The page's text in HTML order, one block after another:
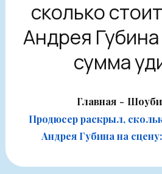
сколько
Андрея
сумма
Главная
Продюсер раскрыл,
Андрея Губина на